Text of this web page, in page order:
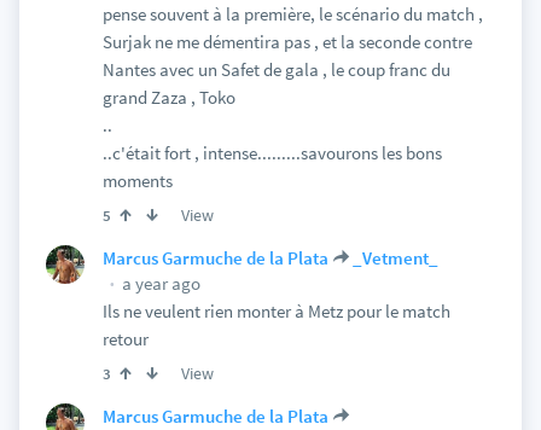
pense souvent à la première, le scénario du match ,
Surjak ne me démentira pas , et la seconde contre
Nantes avec un Safet de gala , le coup franc du
grand Zaza , Toko
..
..c'était fort , intense.........savourons les bons
moments
5 View
Marcus Garmuche de la Plata
_Vetment_
a year ago
Ils ne veulent rien monter à Metz pour le match
retour
3 View
Marcus Garmuche de la Plata